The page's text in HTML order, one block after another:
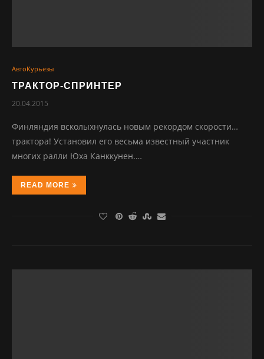
АвтоКурьезы
ТРАКТОР-СПРИНТЕР
20.04.2015
Финляндия всколыхнулась новым рекордом скорости…
трактора! Установил его весьма известный участник
многих ралли Юха Канккунен.…
READ MORE